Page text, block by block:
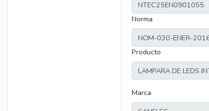
Norma
Producto
Marca